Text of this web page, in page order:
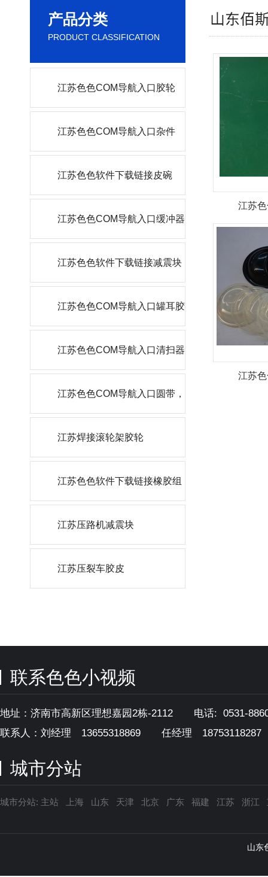
江苏
江苏
产品分类
PRODUCT CLASSIFICATION
江苏色色COM导航入口胶轮
江苏色色COM导航入口杂件
江苏色色软件下载链接皮碗
江苏色色COM导航入口缓冲器
江苏色色软件下载链接减震块
江苏色色COM导航入口罐耳胶
轮
江苏色色COM导航入口清扫器
刮刀
江苏色色COM导航入口圆带，
角带
江苏焊接滚轮架胶轮
江苏色色软件下载链接橡胶组
件
江苏压路机减震块
江苏压裂车胶皮
联系色色小视频
地址：济南市高新区理想嘉园2栋-2112 电话: 0531-
联系人：刘经理 13655318869
任经理 18753118287
城市分站
城市分站: 主站 上海 山东 天津 北京 广东 福建 江苏 浙江
山东